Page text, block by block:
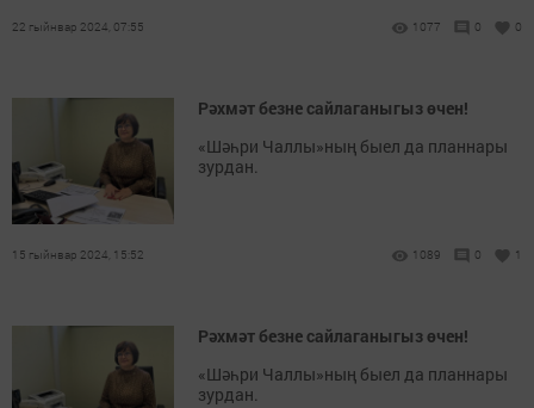
22 гыйнвар 2024, 07:55 1077 0 0
Рәхмәт безне сайлаганыгыз өчен!
«Шәһри Чаллы»ның быел да планнары
зурдан.
15 гыйнвар 2024, 15:52 1089 0 1
Рәхмәт безне сайлаганыгыз өчен!
«Шәһри Чаллы»ның быел да планнары
зурдан.